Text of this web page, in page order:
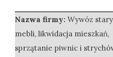
Nazwa firmy: Wywóz
mebli, likwidacja mieszkań,
sprzątanie piwnic i